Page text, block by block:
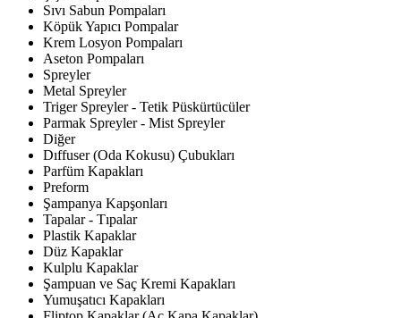
Sıvı Sabun Pompaları
Köpük Yapıcı Pompalar
Krem Losyon Pompaları
Aseton Pompaları
Spreyler
Metal Spreyler
Triger Spreyler - Tetik Püskürtücüler
Parmak Spreyler - Mist Spreyler
Diğer
Dıffuser (Oda Kokusu) Çubukları
Parfüm Kapakları
Preform
Şampanya Kapşonları
Tapalar - Tıpalar
Plastik Kapaklar
Düz Kapaklar
Kulplu Kapaklar
Şampuan ve Saç Kremi Kapakları
Yumuşatıcı Kapakları